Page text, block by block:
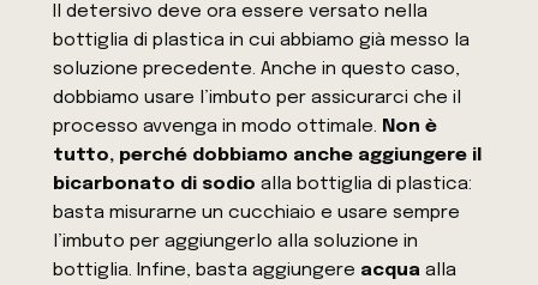
Il detersivo deve ora essere versato nella
bottiglia di plastica in cui abbiamo già messo la
soluzione precedente. Anche in questo caso,
dobbiamo usare l’imbuto per assicurarci che il
processo avvenga in modo ottimale. Non è
tutto, perché dobbiamo anche aggiungere il
bicarbonato di sodio alla bottiglia di plastica:
basta misurarne un cucchiaio e usare sempre
l’imbuto per aggiungerlo alla soluzione in
bottiglia. Infine, basta aggiungere acqua alla